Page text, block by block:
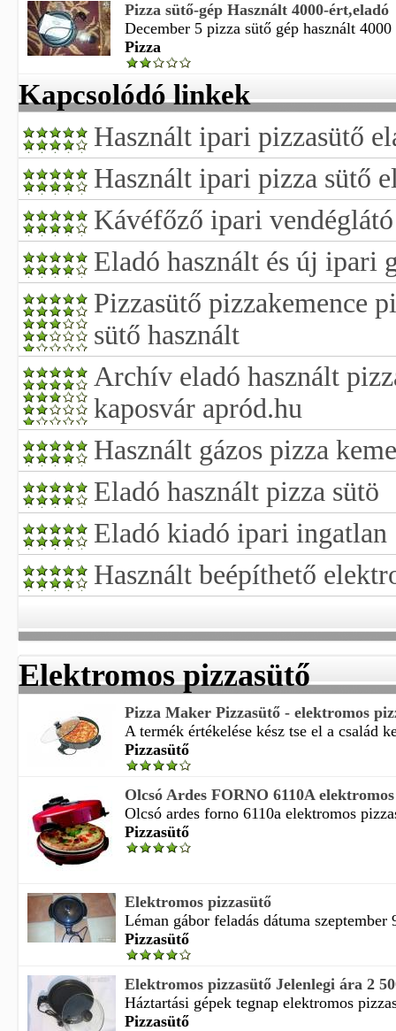
Pizza sütő-gép Használt 4000-ért,eladó
December 5 pizza sütő gép használt
Pizza
Kapcsolódó linkek
Használt ipari pizzasütő
Használt ipari pizza sütő
Kávéfőző ipari
Eladó használt és új ipari
Pizzasütő pizzakemence
sütő használt
Archív eladó használt
kaposvár apród.hu
Használt gázos pizza
Eladó használt pizza sütö
Eladó kiadó ipari ingatlan
Használt beépíthető
Elektromos pizzasütő
Pizza Maker Pizzasütő - elektromos
A termék értékelése kész tse el a család
Pizzasütő
Olcsó Ardes FORNO 6110A
Olcsó ardes forno 6110a elektromos
Pizzasütő
Elektromos pizzasütő
Léman gábor feladás dátuma szeptember
Pizzasütő
Elektromos pizzasütő Jelenlegi ára 2
Háztartási gépek tegnap elektromos
Pizzasütő